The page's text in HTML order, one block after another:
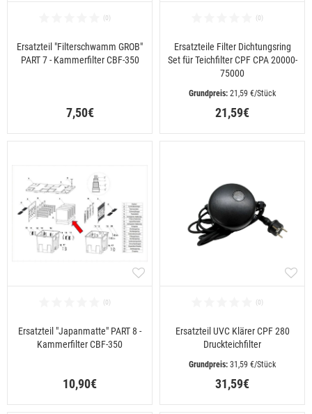
Ersatzteil "Filterschwamm GROB"
PART 7 - Kammerfilter CBF-350
7,50€
Ersatzteile Filter Dichtungsring
Set für Teichfilter CPF CPA 20000-
75000
21,59 €/Stück
21,59€
Ersatzteil "Japanmatte" PART 8 -
Kammerfilter CBF-350
10,90€
Ersatzteil UVC Klärer CPF 280
Druckteichfilter
31,59 €/Stück
31,59€